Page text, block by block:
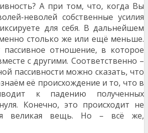
А при том, что, когда Вы
неволей собственные усилия
для себя. В дальнейшем
столько же или ещё меньше.
отношение, в которое
с другими. Соответственно –
пассивности можно сказать, что
её происхождение и то, что в
к падению полученных
Конечно, это происходит не
великая вещь. Но – всё же,